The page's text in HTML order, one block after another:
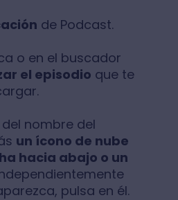
de Podcast.
o en el buscador
el episodio que te
nombre del
un ícono de nube
hacia abajo o un
pulsa en él.